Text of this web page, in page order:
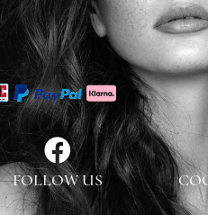
FOLLOW US